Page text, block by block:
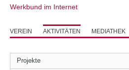
Werkbund im Internet
VEREIN AKTIVITÄTEN MEDIATHEK
Projekte